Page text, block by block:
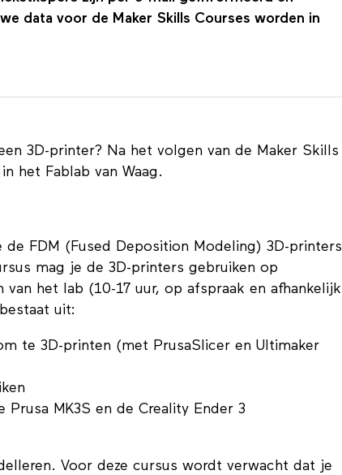
data voor de Maker Skills Courses worden in
3D-printer? Na het volgen van de Maker Skills
het Fablab van Waag.
FDM (Fused Deposition Modeling) 3D-printers
mag je de 3D-printers gebruiken op
het lab (10-17 uur, op afspraak en afhankelijk
uit:
te 3D-printen (met PrusaSlicer en Ultimaker
MK3S en de Creality Ender 3
Voor deze cursus wordt verwacht dat je